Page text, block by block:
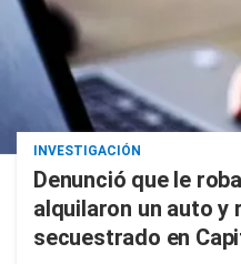
INVESTIGACIÓN
Denunció que le
alquilaron un auto
secuestrado en